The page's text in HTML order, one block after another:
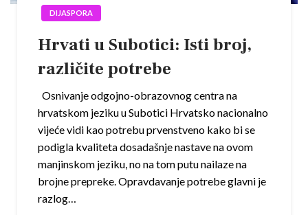
DIJASPORA
Hrvati u Subotici: Isti broj,
različite potrebe
Osnivanje odgojno-obrazovnog centra na
hrvatskom jeziku u Subotici Hrvatsko nacionalno
vijeće vidi kao potrebu prvenstveno kako bi se
podigla kvaliteta dosadašnje nastave na ovom
manjinskom jeziku, no na tom putu nailaze na
brojne prepreke. Opravdavanje potrebe glavni je
razlog…